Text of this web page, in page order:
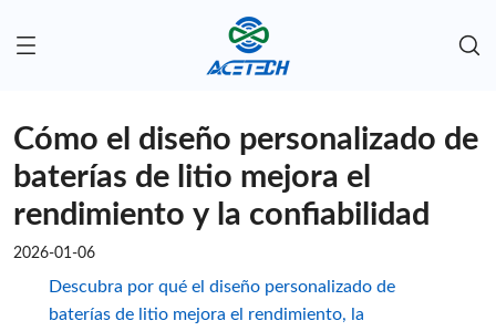
Cómo el diseño personalizado de
baterías de litio mejora el
rendimiento y la confiabilidad
2026-01-06
Descubra por qué el diseño personalizado de
baterías de litio mejora el rendimiento, la